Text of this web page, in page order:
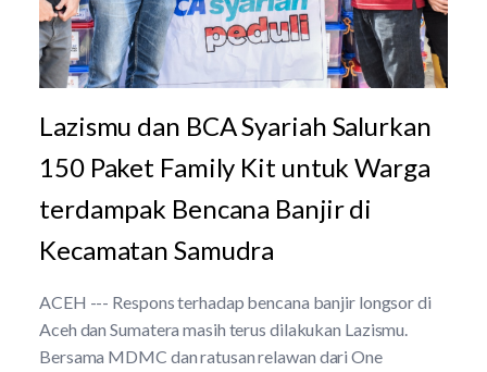
Lazismu dan BCA Syariah Salurkan
150 Paket Family Kit untuk Warga
terdampak Bencana Banjir di
Kecamatan Samudra
ACEH --- Respons terhadap bencana banjir longsor di
Aceh dan Sumatera masih terus dilakukan Lazismu.
Bersama MDMC dan ratusan relawan dari One